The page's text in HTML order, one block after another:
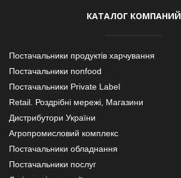
КАТАЛОГ КОМПАНИЙ
Постачальники продуктів харчування
Постачальники nonfood
Постачальники Private Label
Retail. Роздрібні мережі, Магазини
Дистрибутори України
Агропромисловий комплекс
Постачальники обладнання
Постачальники послуг